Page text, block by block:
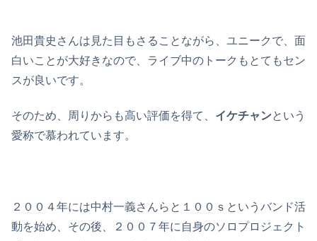
池田貴史さんは見た目もさることながら、ユニークで、面
白いことが大好きなので、ライブ中のトークもとてもセン
スが良いです。
そのため、周りからも高い評価を得て、 イケチャンという
愛称で慕われています。
２００４年には中村一義さんらと１００ｓというバンド活
動を始め、その後、２００７年に自身のソロプロジェクト